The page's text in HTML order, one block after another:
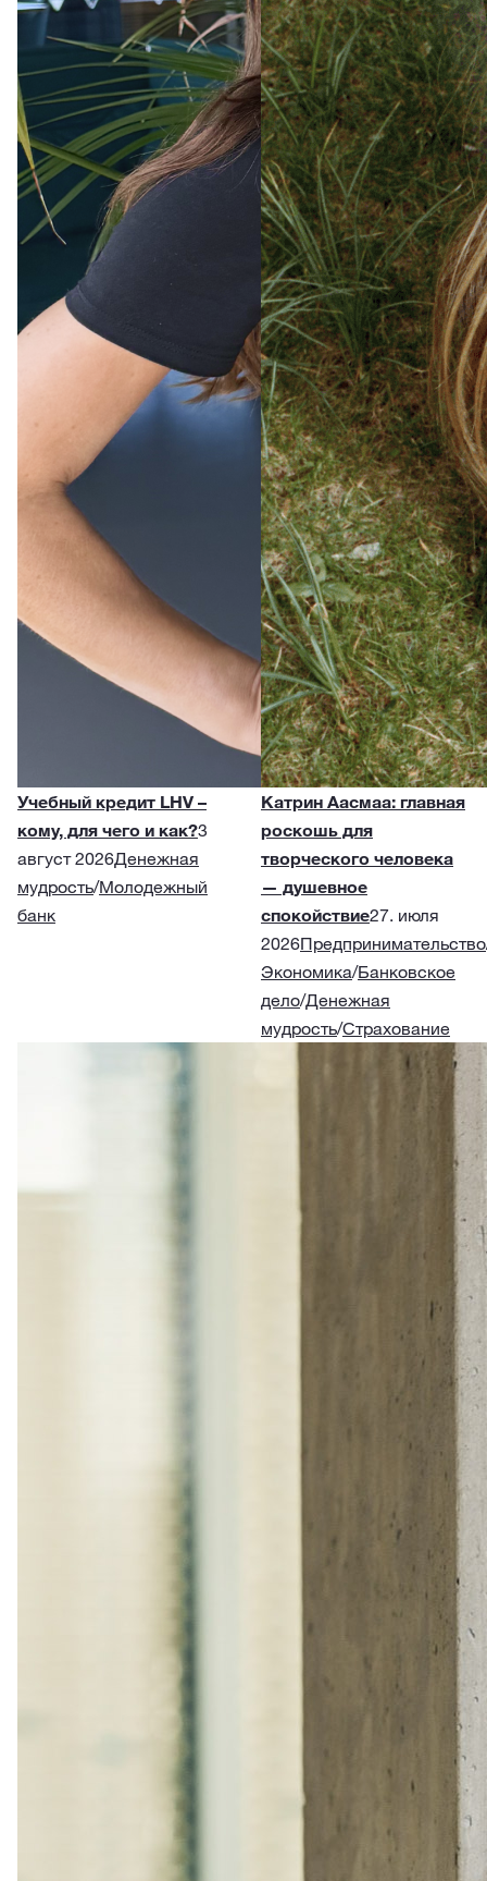
Учебный кредит LHV –
кому, для чего и как?3
август 2026Денежная
мудрость/Молодежный
банк
Катрин Аасмаа: главная
роскошь для
творческого человека
— душевное
спокойствие27. июля
2026Предпринимательство
Экономика/Банковское
дело/Денежная
мудрость/Страхование